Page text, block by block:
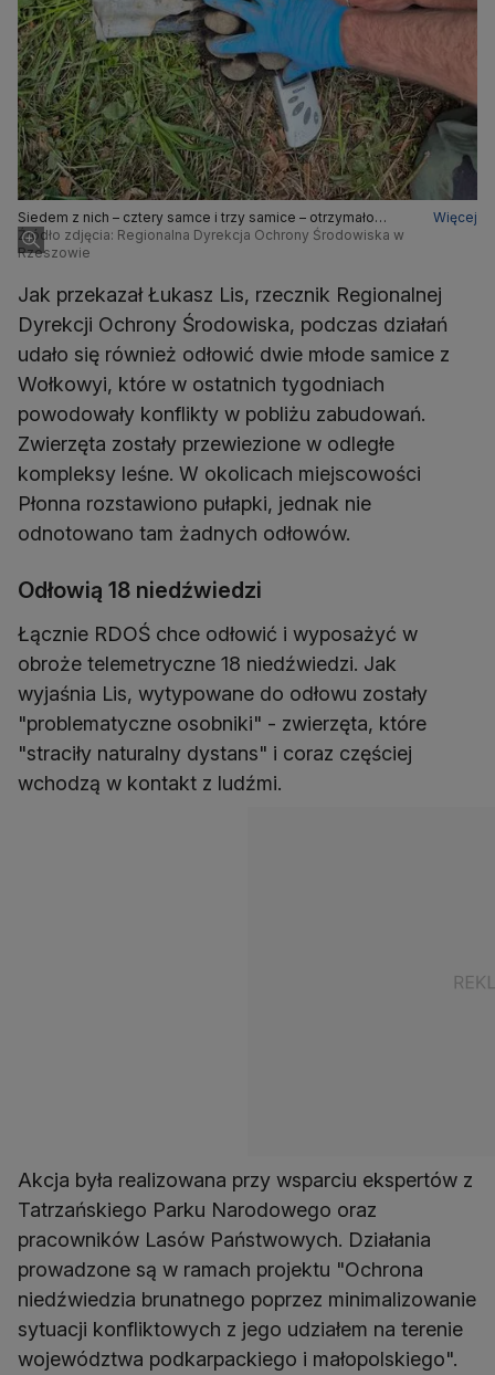
Siedem z nich – cztery samce i trzy samice – otrzymało
obroże telemetryczne
Więcej
Źródło zdjęcia: Regionalna Dyrekcja Ochrony Środowiska w
Rzeszowie
Jak przekazał Łukasz Lis, rzecznik Regionalnej
Dyrekcji Ochrony Środowiska, podczas działań
udało się również odłowić dwie młode samice z
Wołkowyi, które w ostatnich tygodniach
powodowały konflikty w pobliżu zabudowań.
Zwierzęta zostały przewiezione w odległe
kompleksy leśne. W okolicach miejscowości
Płonna rozstawiono pułapki, jednak nie
odnotowano tam żadnych odłowów.
Odłowią 18 niedźwiedzi
Łącznie RDOŚ chce odłowić i wyposażyć w
obroże telemetryczne 18 niedźwiedzi. Jak
wyjaśnia Lis, wytypowane do odłowu zostały
"problematyczne osobniki" - zwierzęta, które
"straciły naturalny dystans" i coraz częściej
wchodzą w kontakt z ludźmi.
Akcja była realizowana przy wsparciu ekspertów z
Tatrzańskiego Parku Narodowego oraz
pracowników Lasów Państwowych. Działania
prowadzone są w ramach projektu "Ochrona
niedźwiedzia brunatnego poprzez minimalizowanie
sytuacji konfliktowych z jego udziałem na terenie
województwa podkarpackiego i małopolskiego".